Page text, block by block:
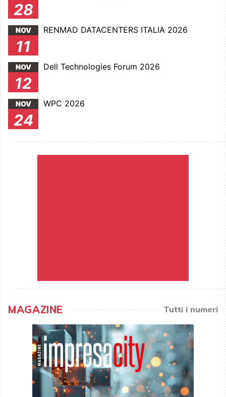
28
NOV
11
RENMAD DATACENTERS ITALIA 2026
NOV
12
Dell Technologies Forum 2026
NOV
24
WPC 2026
MAGAZINE Tutti i numeri